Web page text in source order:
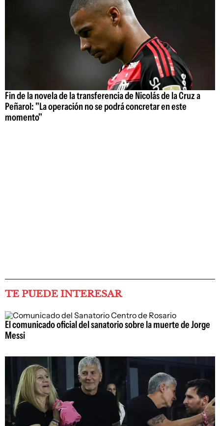
Fin de la novela de la transferencia de Nicolás de la Cruz a
Peñarol: "La operación no se podrá concretar en este
momento"
TE PUEDE INTERESAR
El comunicado oficial del sanatorio sobre la muerte de Jorge
Messi